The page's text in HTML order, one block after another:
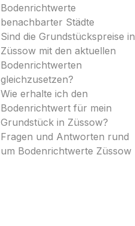
Bodenrichtwerte
benachbarter Städte
Sind die Grundstückspreise in
Züssow mit den aktuellen
Bodenrichtwerten
gleichzusetzen?
Wie erhalte ich den
Bodenrichtwert für mein
Grundstück in Züssow?
Fragen und Antworten rund
um Bodenrichtwerte Züssow